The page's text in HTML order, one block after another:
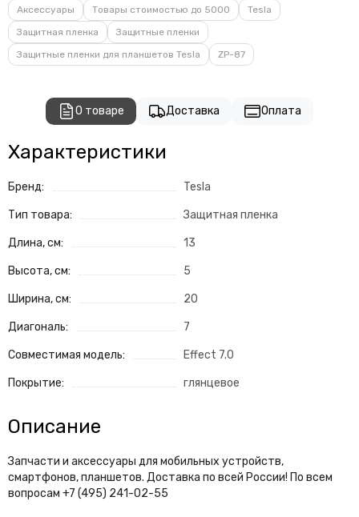
Аксессуары Товары стоимостью до 5000
Tesla
Защитная пленка
Защитные пленки
Защитные пленки для планшетов Tesla
ZP-87
О товаре Доставка Оплата
Характеристики
Бренд: Tesla
Тип товара: Защитная пленка
Длина, см: 13
Высота, см: 5
Ширина, см: 20
Диагональ: 7
Совместимая модель: Effect 7.0
Покрытие: глянцевое
Описание
Запчасти и аксессуары для мобильных устройств,
смартфонов, планшетов. Доставка по всей России! По всем
вопросам +7 (495) 241-02-55